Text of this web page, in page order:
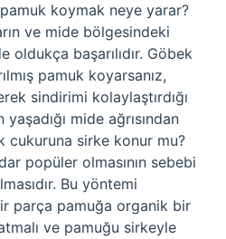
koymak neye yarar?
ve mide bölgesindeki
oldukça başarılıdır. Göbek
pamuk koyarsanız,
sindirimi kolaylaştırdığı
yaşadığı mide ağrısından
cukuruna sirke konur mu?
popüler olmasının sebebi
Bu yöntemi
parça pamuğa organik bir
ve pamuğu sirkeyle